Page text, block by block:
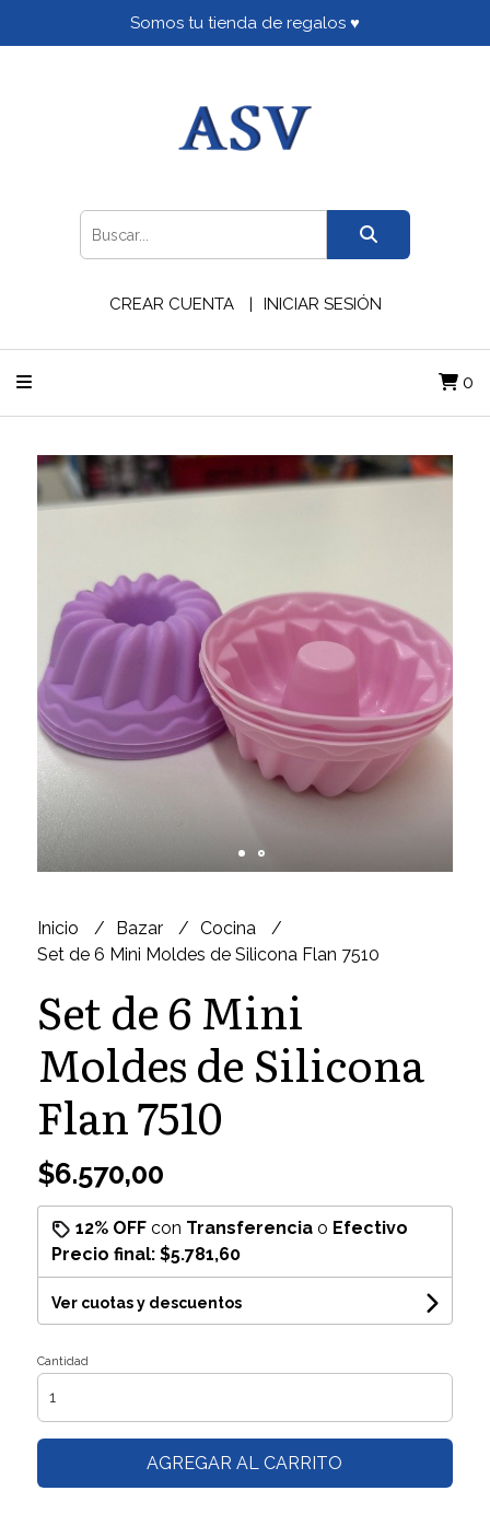
Somos tu tienda de regalos ♥
CREAR CUENTA INICIAR SESIÓN
0
Inicio Bazar
Cocina
Set de 6 Mini Moldes de Silicona Flan 7510
Set de 6 Mini
Moldes de Silicona
Flan 7510
$6.570,00
12% OFFcon Transferenciao Efectivo
Precio final: $5.781,60
Ver cuotas y descuentos
Cantidad
AGREGAR AL CARRITO